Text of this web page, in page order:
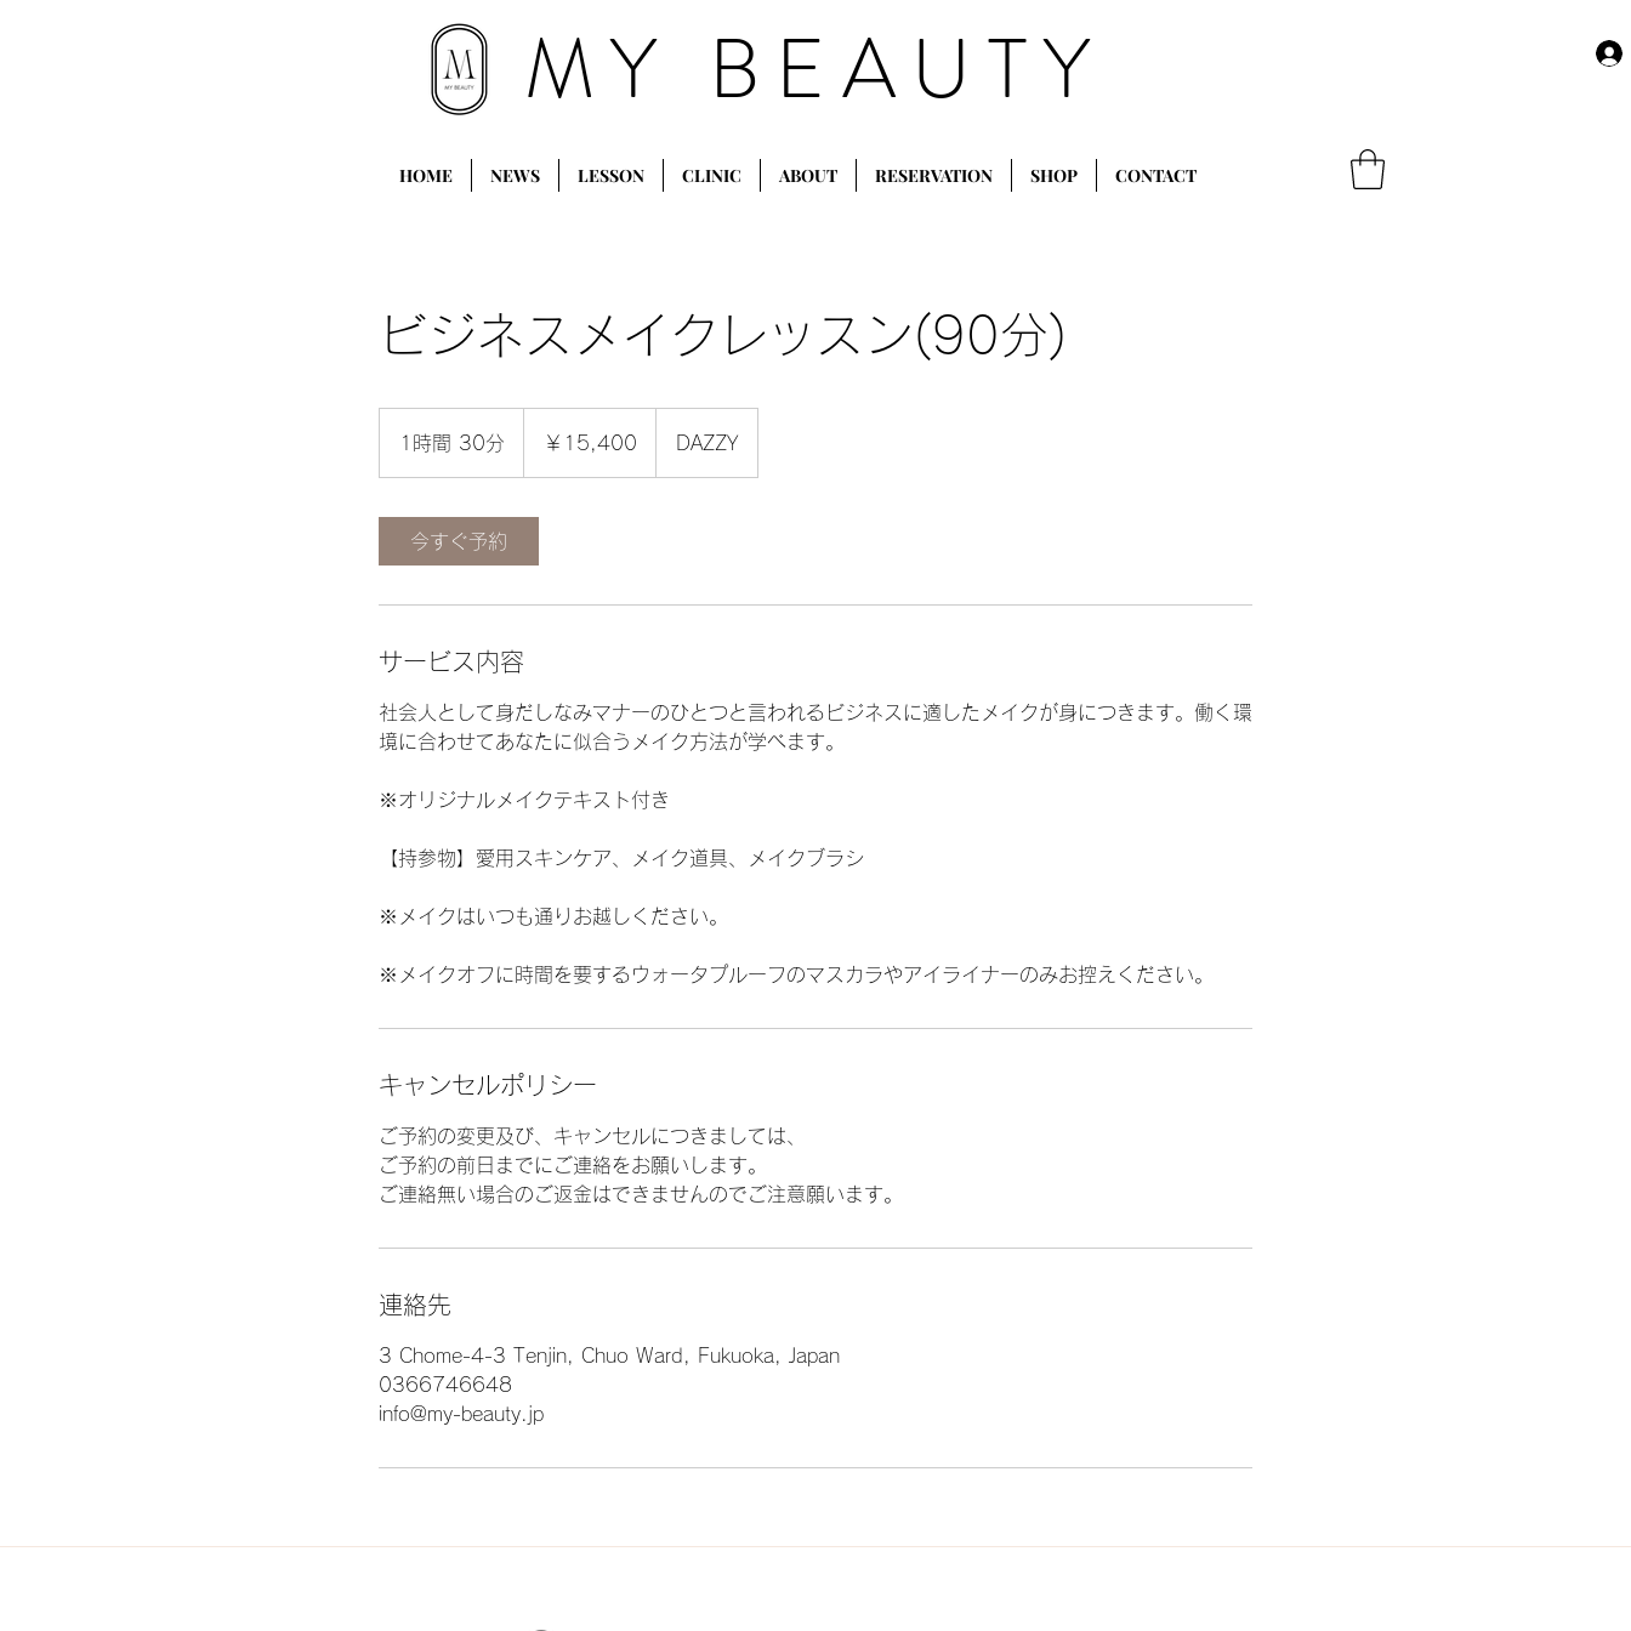
MY BEAUTY
HOME NEWS LESSON CLINIC ABOUT RESERVATION SHOP CONTACT
ビジネスメイクレッスン(90分)
1時間 30分
時
0
￥15,400 DAZZY
今すぐ予約
サービス内容
社会人として身だしなみマナーのひとつと言われるビジネスに適したメイクが身につきます。働く環
境に合わせてあなたに似合うメイク方法が学べます。
※オリジナルメイクテキスト付き
【持参物】愛用スキンケア、メイク道具、メイクブラシ
※メイクはいつも通りお越しください。
※メイクオフに時間を要するウォータプルーフのマスカラやアイライナーのみお控えください。
キャンセルポリシー
ご予約の変更及び、キャンセルにつきましては、
ご予約の前日までにご連絡をお願いします。
ご連絡無い場合のご返金はできませんのでご注意願います。
連絡先
3 Chome-4-3 Tenjin, Chuo Ward, Fukuoka, Japan
0366746648
info@my-beauty.jp